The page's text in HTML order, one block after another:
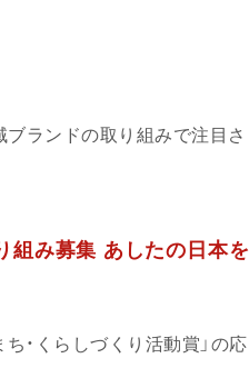
ブランドの取り組みで注目さ
組み募集 あしたの日本を
・くらしづくり活動賞」の応